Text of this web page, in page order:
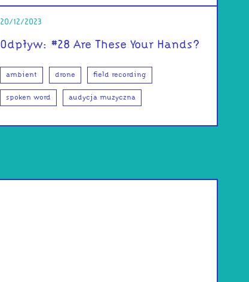
20/12/2023
Odpływ: #28 Are These Your Hands?
ambient drone field recording
spoken word audycja muzyczna